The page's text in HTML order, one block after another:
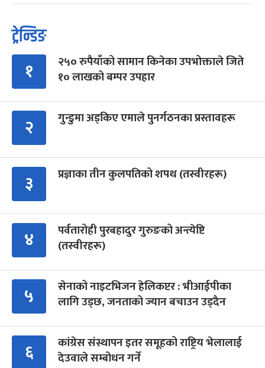
ट्रेन्डिङ
१
२५० रुपैयाँको सामान किनेका उपभोक्ताले जिते
१० लाखको बम्पर उपहार
२ गुन्डुमा अड्किए एमाले पुनर्गठनका प्रस्तावहरू
३ प्रज्ञाका तीन कुलपतिको शपथ (तस्वीरहरू)
४
पर्वतारोही पुरबहादुर गुरुङको अन्त्येष्टि
(तस्वीरहरू)
५
सेनाको नाइटभिजन हेलिकप्टर : भीआईपीका
लागि उड्छ, जनताको ज्यान बचाउन उड्दैन
६
कांग्रेस संस्थापन इतर समूहको राष्ट्रिय भेलालाई
देउवाले सम्बोधन गर्ने